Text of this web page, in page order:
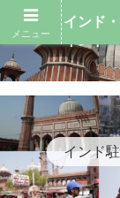
インド
メニュー
インド